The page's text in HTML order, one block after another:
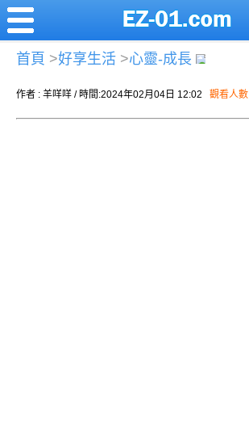
首頁 >好享生活 >心靈-成長
作者 : 羊咩咩 / 時間:2024年02月04日 12:02 觀看人